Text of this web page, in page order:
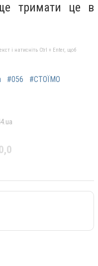
тримати це в
і натисніть Ctrl + Enter, щоб
#056
#СТОЇМО